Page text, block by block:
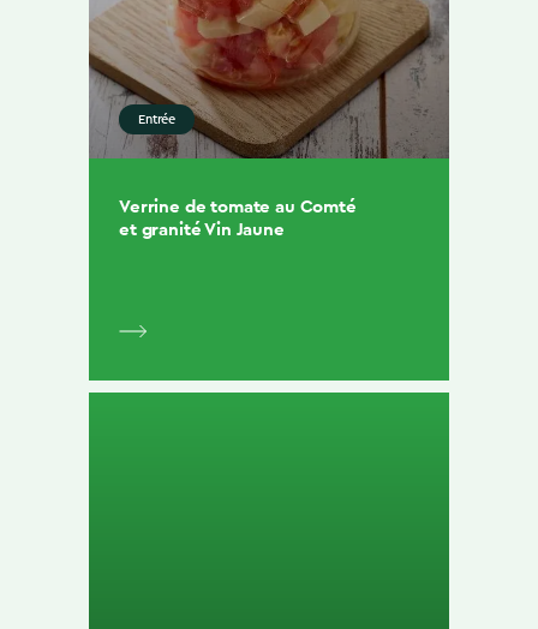
Entrée
Verrine de tomate au Comté
et granité Vin Jaune